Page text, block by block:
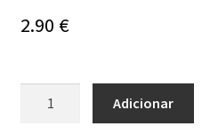
2.90 €
Adicionar